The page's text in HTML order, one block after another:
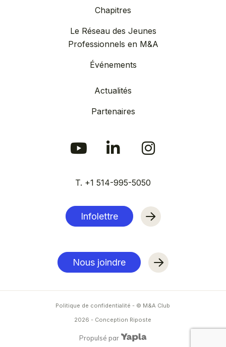
Chapitres
Le Réseau des Jeunes
Professionnels en M&A
Événements
Actualités
Partenaires
T. +1 514-995-5050
Infolettre
Nous joindre
Politique de confidentialité - © M&A Club
2026 - Conception Riposte
Propulsé par